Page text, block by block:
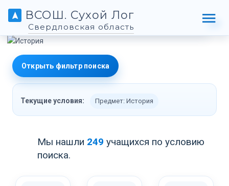
ВСОШ. Сухой Лог
Свердловская область
Открыть фильтр поиска
Текущие условия: Предмет: История
Мы нашли 249 учащихся по условию
поиска.